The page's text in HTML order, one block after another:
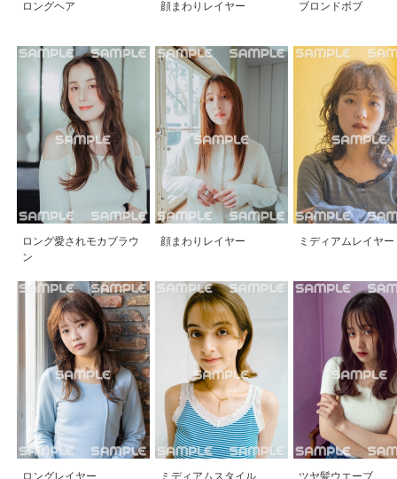
ロングヘア 顔まわりレイヤー ブロンドボブ
ロング愛されモカブラウ
ン
顔まわりレイヤー ミディアムレイヤー
ロングレイヤー ミディアムスタイル ツヤ髪ウエーブ